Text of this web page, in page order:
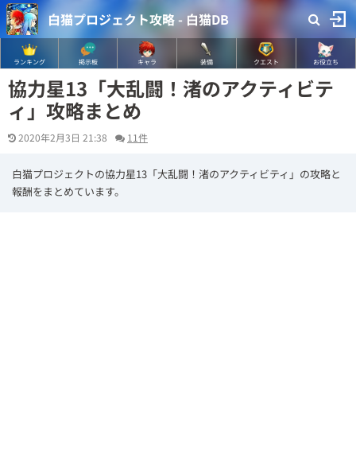
白猫プロジェクト攻略 - 白猫DB
ランキング 掲示板 キャラ 装備 クエスト お役立ち
協力星13「大乱闘！渚のアクティビテ
ィ」攻略まとめ
2020年2月3日 21:38 11件
白猫プロジェクトの協力星13「大乱闘！渚のアクティビティ」の攻略と
報酬をまとめています。